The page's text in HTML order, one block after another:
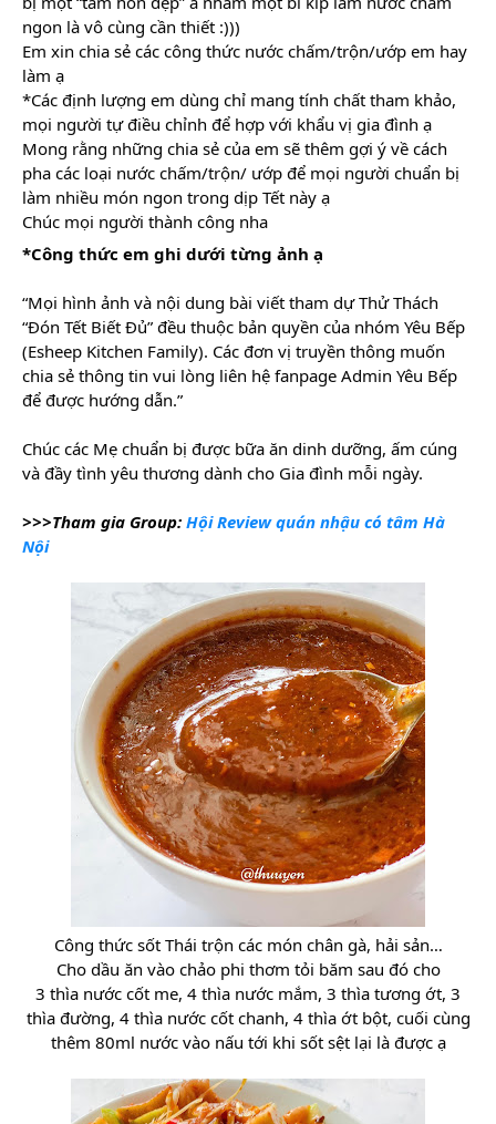
ngon là vô cùng cần thiết :)))
Em xin chia sẻ các công thức nước chấm/trộn/ướp em hay
làm ạ
*Các định lượng em dùng chỉ mang tính chất tham khảo,
mọi người tự điều chỉnh để hợp với khẩu vị gia đình ạ
Mong rằng những chia sẻ của em sẽ thêm gợi ý về cách
pha các loại nước chấm/trộn/ ướp để mọi người chuẩn bị
làm nhiều món ngon trong dịp Tết này ạ
Chúc mọi người thành công nha
*Công thức em ghi dưới từng ảnh ạ
“Mọi hình ảnh và nội dung bài viết tham dự Thử Thách
“Đón Tết Biết Đủ” đều thuộc bản quyền của nhóm Yêu Bếp
(Esheep Kitchen Family). Các đơn vị truyền thông muốn
chia sẻ thông tin vui lòng liên hệ fanpage Admin Yêu Bếp
để được hướng dẫn.”
Chúc các Mẹ chuẩn bị được bữa ăn dinh dưỡng, ấm cúng
và đầy tình yêu thương dành cho Gia đình mỗi ngày.
>>>Tham gia Group: Hội Review quán nhậu có tâm Hà
Nội
Công thức sốt Thái trộn các món chân gà, hải sản…
Cho dầu ăn vào chảo phi thơm tỏi băm sau đó cho
3 thìa nước cốt me, 4 thìa nước mắm, 3 thìa tương ớt, 3
thìa đường, 4 thìa nước cốt chanh, 4 thìa ớt bột, cuối cùng
thêm 80ml nước vào nấu tới khi sốt sệt lại là được ạ